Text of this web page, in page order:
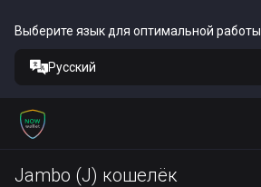
Выберите язык для оптимальной работы
Русский
Jambo (J) кошелёк